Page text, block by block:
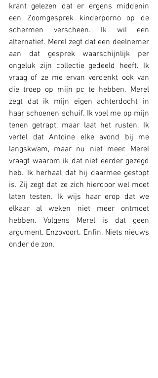
krant gelezen dat er ergens middenin
een Zoomgesprek kinderporno op de
schermen verscheen. Ik wil een
alternatief. Merel zegt dat een deelnemer
aan dat gesprek waarschijnlijk per
ongeluk zijn collectie gedeeld heeft. Ik
vraag of ze me ervan verdenkt ook van
die troep op mijn pc te hebben. Merel
zegt dat ik mijn eigen achterdocht in
haar schoenen schuif. Ik voel me op mijn
tenen getrapt, maar laat het rusten. Ik
vertel dat Antoine elke avond bij me
langskwam, maar nu niet meer. Merel
vraagt waarom ik dat niet eerder gezegd
heb. Ik herhaal dat hij daarmee gestopt
is. Zij zegt dat ze zich hierdoor wel moet
laten testen. Ik wijs haar erop dat we
elkaar al weken niet meer ontmoet
hebben. Volgens Merel is dat geen
argument. Enzovoort. Enfin. Niets nieuws
onder de zon.